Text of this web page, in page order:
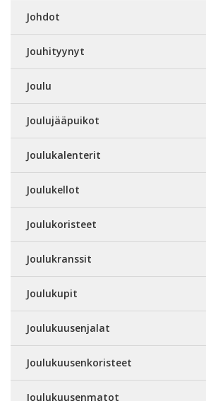
Johdot
Jouhityynyt
Joulu
Joulujääpuikot
Joulukalenterit
Joulukellot
Joulukoristeet
Joulukranssit
Joulukupit
Joulukuusenjalat
Joulukuusenkoristeet
Joulukuusenmatot